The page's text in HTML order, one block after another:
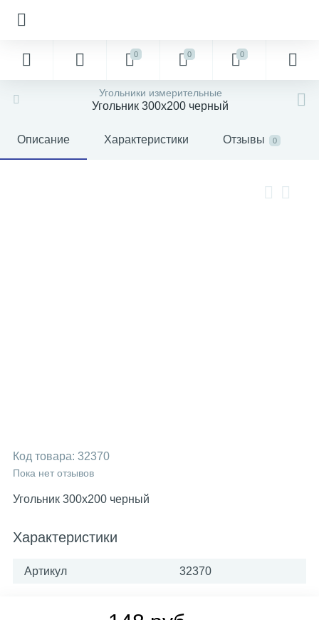
0 0 0
Угольники измерительные
Угольник 300х200 черный
Описание Характеристики Отзывы 0
Код товара: 32370
Пока нет отзывов
Угольник 300х200 черный
Характеристики
Артикул 32370